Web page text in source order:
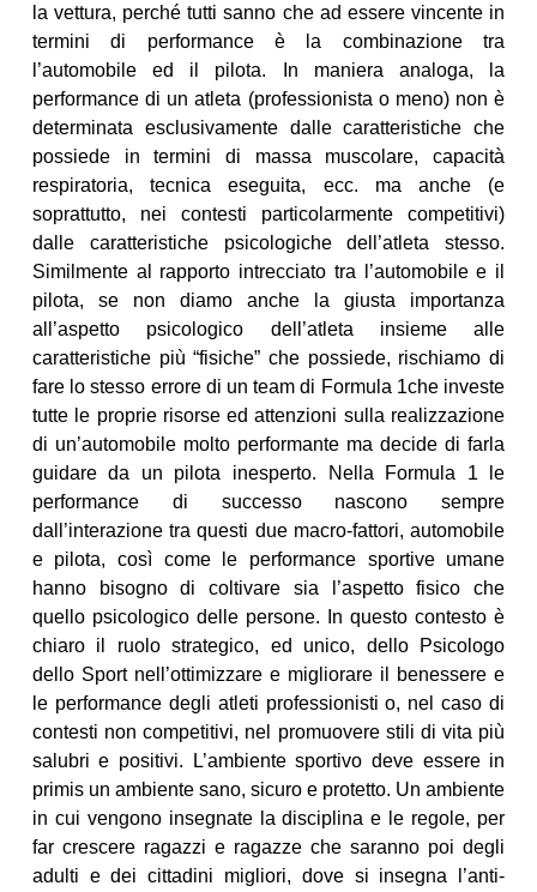
la vettura, perché tutti sanno che ad essere vincente in
termini di performance è la combinazione tra
l’automobile ed il pilota. In maniera analoga, la
performance di un atleta (professionista o meno) non è
determinata esclusivamente dalle caratteristiche che
possiede in termini di massa muscolare, capacità
respiratoria, tecnica eseguita, ecc. ma anche (e
soprattutto, nei contesti particolarmente competitivi)
dalle caratteristiche psicologiche dell’atleta stesso.
Similmente al rapporto intrecciato tra l’automobile e il
pilota, se non diamo anche la giusta importanza
all’aspetto psicologico dell’atleta insieme alle
caratteristiche più “fisiche” che possiede, rischiamo di
fare lo stesso errore di un team di Formula 1che investe
tutte le proprie risorse ed attenzioni sulla realizzazione
di un’automobile molto performante ma decide di farla
guidare da un pilota inesperto. Nella Formula 1 le
performance di successo nascono sempre
dall’interazione tra questi due macro-fattori, automobile
e pilota, così come le performance sportive umane
hanno bisogno di coltivare sia l’aspetto fisico che
quello psicologico delle persone. In questo contesto è
chiaro il ruolo strategico, ed unico, dello Psicologo
dello Sport nell’ottimizzare e migliorare il benessere e
le performance degli atleti professionisti o, nel caso di
contesti non competitivi, nel promuovere stili di vita più
salubri e positivi. L’ambiente sportivo deve essere in
primis un ambiente sano, sicuro e protetto. Un ambiente
in cui vengono insegnate la disciplina e le regole, per
far crescere ragazzi e ragazze che saranno poi degli
adulti e dei cittadini migliori, dove si insegna l’anti-